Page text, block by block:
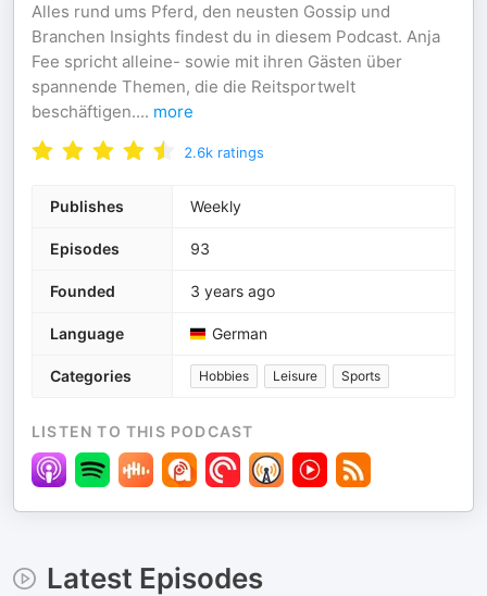
Alles rund ums Pferd, den neusten Gossip und
Branchen Insights findest du in diesem Podcast. Anja
Fee spricht alleine- sowie mit ihren Gästen über
spannende Themen, die die Reitsportwelt
beschäftigen.... more
2.6k ratings
Publishes Weekly
Episodes 93
Founded 3 years ago
Language German
Categories Hobbies Leisure Sports
LISTEN TO THIS PODCAST
Latest Episodes